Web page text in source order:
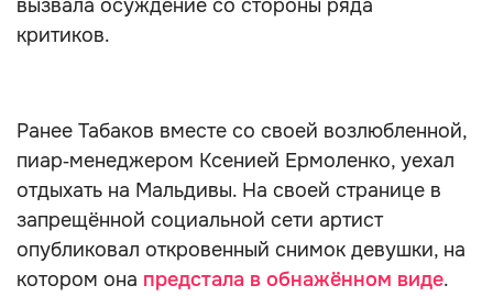
вызвала осуждение со стороны ряда
критиков.
Ранее Табаков вместе со своей возлюбленной,
пиар‑менеджером Ксенией Ермоленко, уехал
отдыхать на Мальдивы. На своей странице в
запрещённой социальной сети артист
опубликовал откровенный снимок девушки, на
котором она предстала в обнажённом виде.